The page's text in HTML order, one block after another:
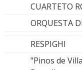
CUARTETO
ORQUESTA
RESPIGHI
"Pinos de